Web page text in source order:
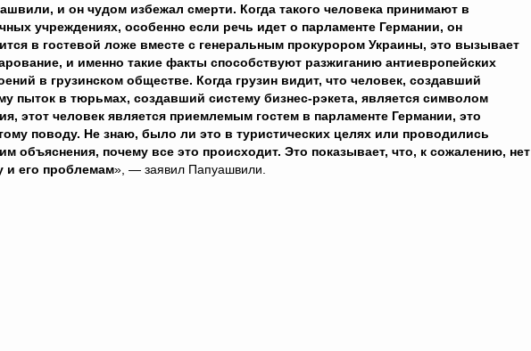
и он чудом избежал смерти. Когда такого человека принимают в
учреждениях, особенно если речь идет о парламенте Германии, он
в гостевой ложе вместе с генеральным прокурором Украины, это вызывает
и именно такие факты способствуют разжиганию антиевропейских
в грузинском обществе. Когда грузин видит, что человек, создавший
пыток в тюрьмах, создавший систему бизнес-рэкета, является символом
этот человек является приемлемым гостем в парламенте Германии, это
поводу. Не знаю, было ли это в туристических целях или проводились
почему все это происходит. Это показывает, что, к сожалению, нет
и его проблемам», — заявил Папуашвили.